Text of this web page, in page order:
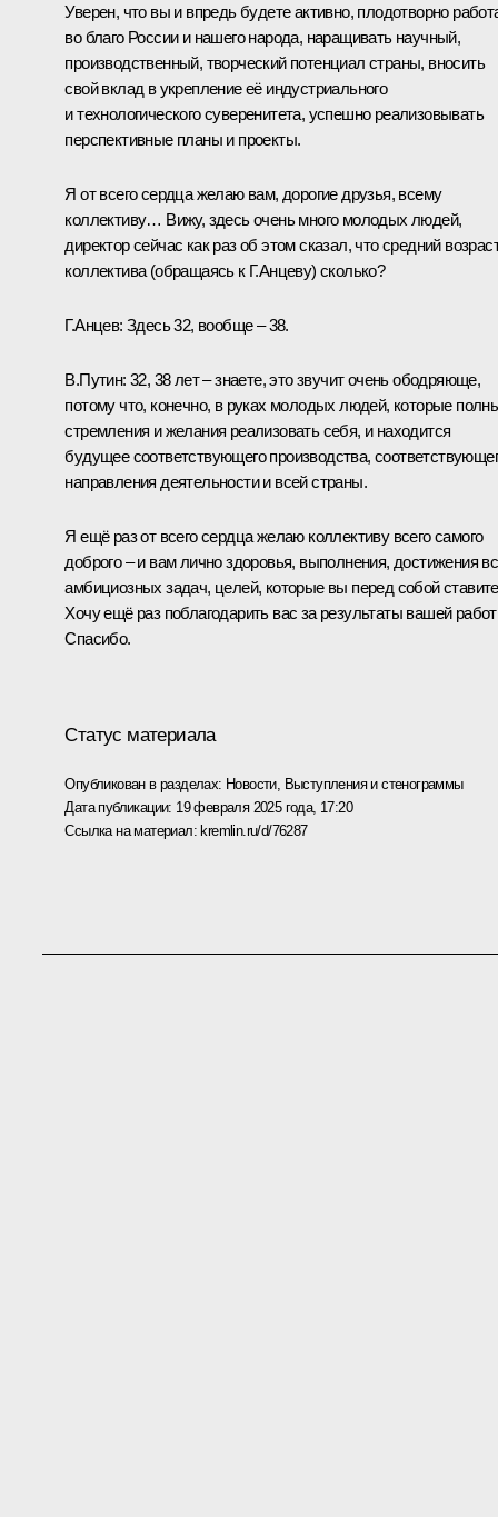
Уверен, что вы и впредь будете активно, плодотворно
во благо России и нашего народа, наращивать научный,
производственный, творческий потенциал страны, вносить
свой вклад в укрепление её индустриального
и технологического суверенитета, успешно реализовывать
перспективные планы и проекты.
Я от всего сердца желаю вам, дорогие друзья, всему
коллективу… Вижу, здесь очень много молодых людей,
директор сейчас как раз об этом сказал, что средний
коллектива (обращаясь к Г.Анцеву) сколько?
Г.Анцев: Здесь 32, вообще – 38.
В.Путин: 32, 38 лет – знаете, это звучит очень ободряюще,
потому что, конечно, в руках молодых людей, которые
стремления и желания реализовать себя, и находится
будущее соответствующего производства,
направления деятельности и всей страны.
Я ещё раз от всего сердца желаю коллективу всего самого
доброго – и вам лично здоровья, выполнения, достижения
амбициозных задач, целей, которые вы перед собой
Хочу ещё раз поблагодарить вас за результаты вашей
Спасибо.
Статус материала
Опубликован в разделах: Новости, Выступления и стенограммы
Дата публикации: 19 февраля 2025 года, 17:20
Ссылка на материал: kremlin.ru/d/76287